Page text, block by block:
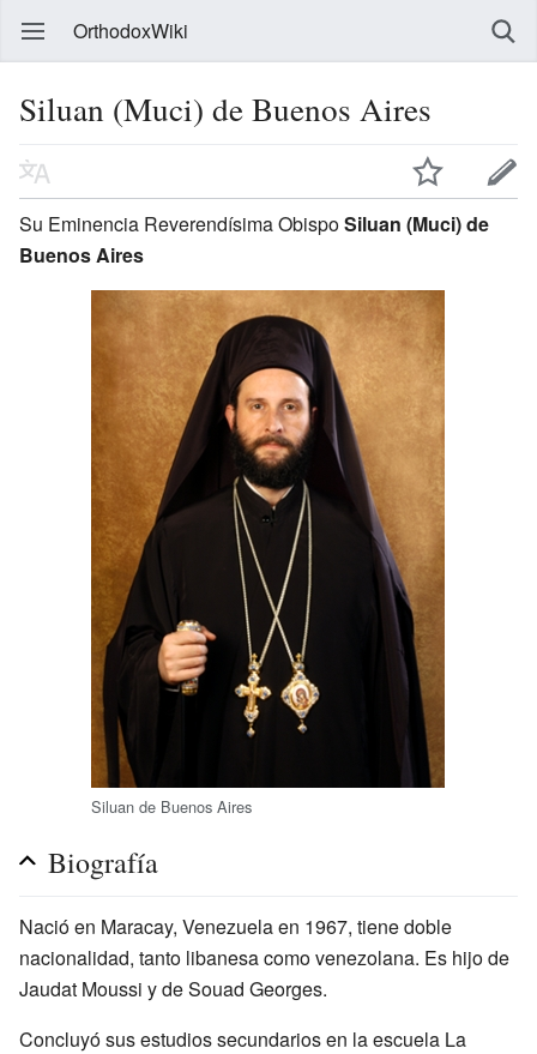
OrthodoxWiki
Siluan (Muci) de Buenos Aires
Su Eminencia Reverendísima ObispoSiluan (Muci) de
Buenos Aires
Siluan de Buenos Aires
Biografía
Nació en Maracay, Venezuela en 1967, tiene doble
nacionalidad, tanto libanesa como venezolana. Es hijo de
Jaudat Moussi y de Souad Georges.
Concluyó sus estudios secundarios en la escuela La